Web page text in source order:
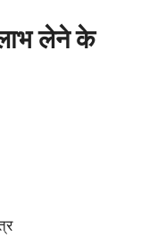
लाभ लेने के